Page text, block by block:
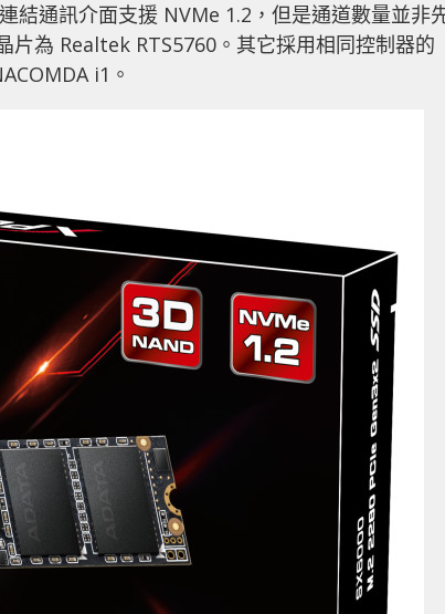
結通訊介面支援 NVMe 1.2，但是通道數量並非
片為 Realtek RTS5760。其它採用相同控制器的
i1。